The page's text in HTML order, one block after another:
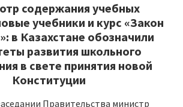
содержания учебных
учебники и курс «Закон
в Казахстане обозначили
развития школьного
в свете принятия новой
Конституции
Правительства министр